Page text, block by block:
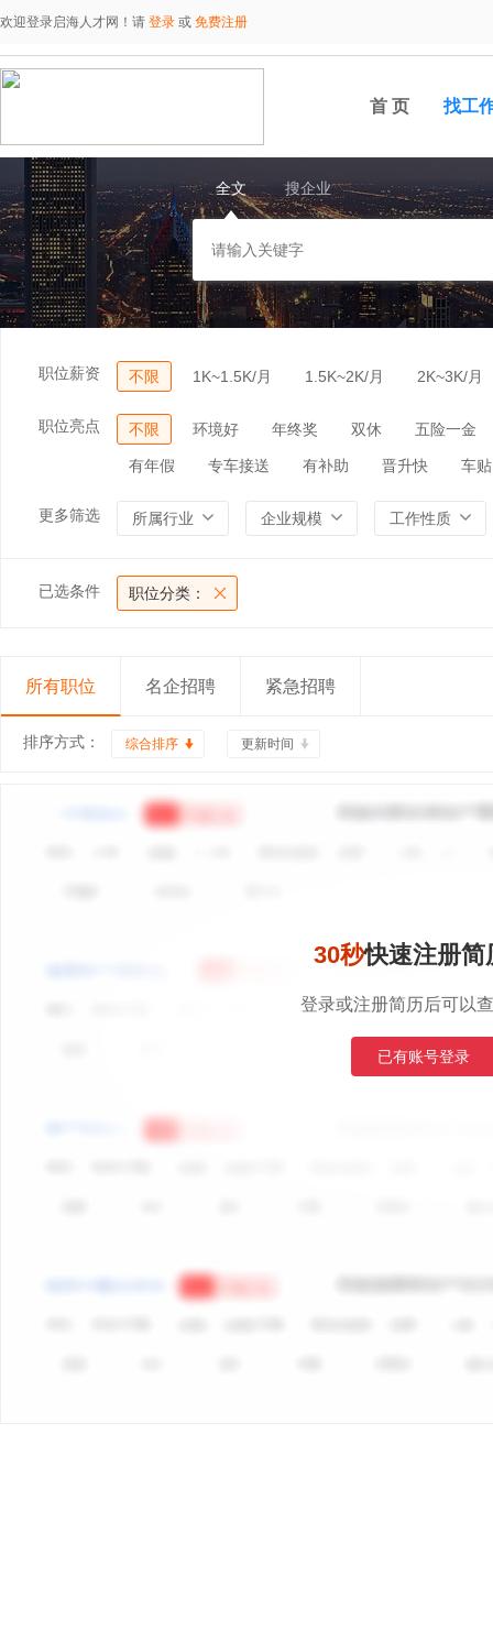
欢迎登录启海人才网！请 登录 或 免费注册
首 页 找工
全文 搜企业
职位薪资 不限 1K~1.5K/月 1.5K~2K/月 2K~3K/月
职位亮点 不限 环境好 年终奖 双休 五险一金
有年假 专车接送 有补助 晋升快 车贴
更多筛选 所属行业 企业规模 工作性质
已选条件 职位分类：
所有职位 名企招聘 紧急招聘
排序方式： 综合排序 更新时间
30秒快速注册简
登录或注册简历后可以
已有账号登录